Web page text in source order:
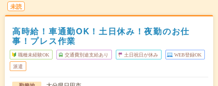
未読
高時給！車通勤OK！土日休み！夜勤のお仕
事！プレス作業
職種未経験OK 交通費別途支給あり 土日祝日が休み WEB登録OK
派遣